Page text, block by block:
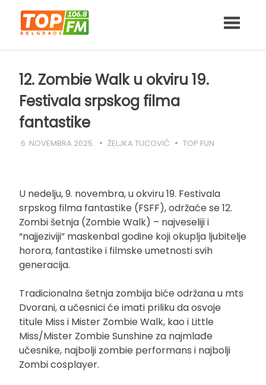
content
12. Zombie Walk u okviru 19.
Festivala srpskog filma
fantastike
6. NOVEMBRA 2025. ŽELJKA TUCOVIĆ TOP FUN
U nedelju, 9. novembra, u okviru 19. Festivala
srpskog filma fantastike (FSFF), održaće se 12.
Zombi šetnja (Zombie Walk) – najveseliji i
“najjeziviji” maskenbal godine koji okuplja ljubitelje
horora, fantastike i filmske umetnosti svih
generacija.
Tradicionalna šetnja zombija biće održana u mts
Dvorani, a učesnici će imati priliku da osvoje
titule Miss i Mister Zombie Walk, kao i Little
Miss/Mister Zombie Sunshine za najmlađe
učesnike, najbolji zombie performans i najbolji
Zombi cosplayer.